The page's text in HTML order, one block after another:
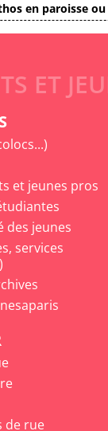
en paroisse
ET
et jeunes pros
des jeunes
services
de rue